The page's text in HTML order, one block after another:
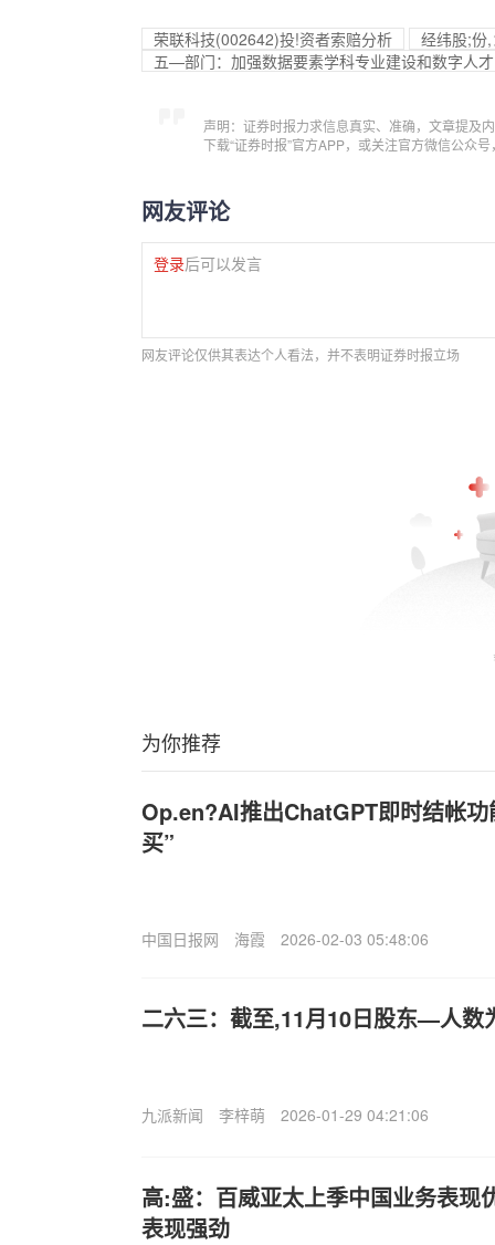
荣联科技(002642)投!资者索赔分析
经纬股;份
五—部门：加强数据要素学科专业建设和数字人
声明：证券时报力求信息真实、准确，文章提及
下载“证券时报”官方APP，或关注官方微信公众
网友评论
登录后可以发言
网友评论仅供其表达个人看法，并不表明证券时报立场
为你推荐
Op.en?AI推出ChatGPT即时结帐
买”
中国日报网 海霞 2026-02-03 05:48:06
二六三：截至,11月10日股东—人数
九派新闻 李梓萌 2026-01-29 04:21:06
高:盛：百威亚太上季中国业务表现
表现强劲